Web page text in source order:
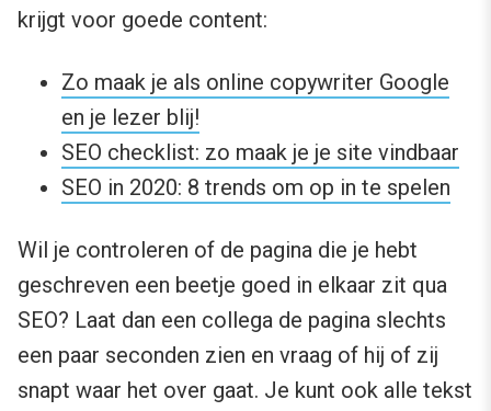
krijgt voor goede content:
Zo maak je als online copywriter Google
en je lezer blij!
SEO checklist: zo maak je je site vindbaar
SEO in 2020: 8 trends om op in te spelen
Wil je controleren of de pagina die je hebt
geschreven een beetje goed in elkaar zit qua
SEO? Laat dan een collega de pagina slechts
een paar seconden zien en vraag of hij of zij
snapt waar het over gaat. Je kunt ook alle tekst